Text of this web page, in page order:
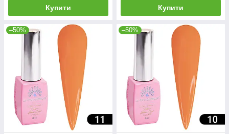
Купити Купити
–50% –50%